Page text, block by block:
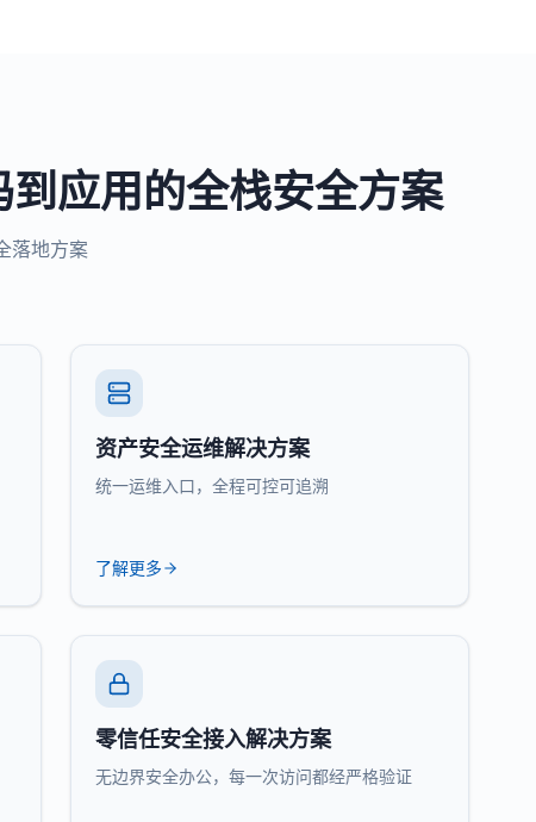
应用的全栈安全方案
落地方案
资产安全运维解决方案
统一运维入口，全程可控可追溯
了解更多
零信任安全接入解决方案
无边界安全办公，每一次访问都经严格验证